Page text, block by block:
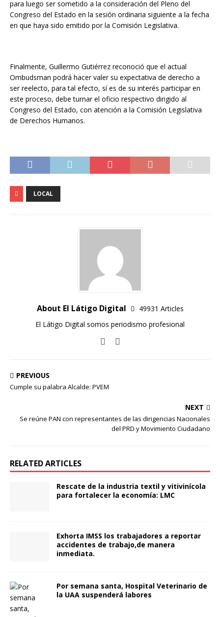
para luego ser sometido a la consideración del Pleno del
Congreso del Estado en la sesión ordinaria siguiente a la fecha
en que haya sido emitido por la Comisión Legislativa.
Finalmente, Guillermo Gutiérrez reconoció que el actual
Ombudsman podrá hacer valer su expectativa de derecho a
ser reelecto, para tal efecto, sí es de su interés participar en
este proceso, debe turnar el oficio respectivo dirigido al
Congreso del Estado, con atención a la Comisión Legislativa
de Derechos Humanos.
LOCAL
About El Látigo Digital
49931 Articles
El Látigo Digital somos periodismo profesional
PREVIOUS
Cumple su palabra Alcalde: PVEM
NEXT
Se reúne PAN con representantes de las dirigencias Nacionales
del PRD y Movimiento Ciudadano
RELATED ARTICLES
Rescate de la industria textil y vitivinícola
para fortalecer la economía: LMC
Exhorta IMSS los trabajadores a reportar
accidentes de trabajo,de manera
inmediata.
Por semana santa, Hospital Veterinario de
la UAA suspenderá labores